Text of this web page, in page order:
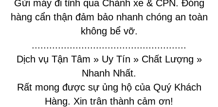
Gửi máy đi tỉnh qua Chành xe & CPN. Đóng
hàng cẩn thận đảm bảo nhanh chóng an toàn
không bể vỡ.
.....................................................
Dịch vụ Tận Tâm » Uy Tín » Chất Lượng »
Nhanh Nhất.
Rất mong được sự ủng hộ của Quý Khách
Hàng. Xin trân thành cảm ơn!